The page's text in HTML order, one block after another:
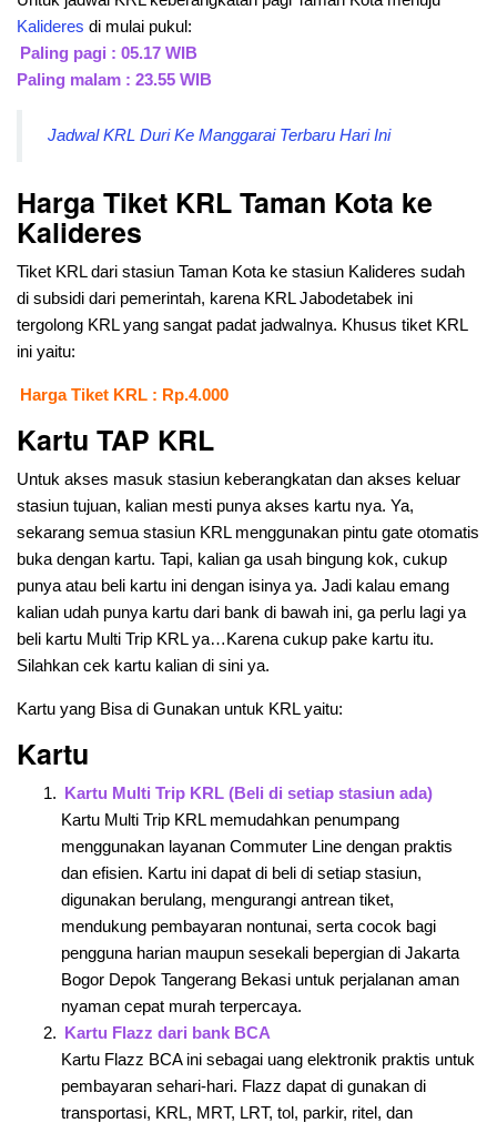
Kalideres di mulai pukul:
Paling pagi : 05.17 WIB
Paling malam : 23.55 WIB
Jadwal KRL Duri Ke Manggarai Terbaru Hari Ini
Harga Tiket KRL Taman Kota ke
Kalideres
Tiket KRL dari stasiun Taman Kota ke stasiun Kalideres sudah
di subsidi dari pemerintah, karena KRL Jabodetabek ini
tergolong KRL yang sangat padat jadwalnya. Khusus tiket KRL
ini yaitu:
Harga Tiket KRL : Rp.4.000
Kartu TAP KRL
Untuk akses masuk stasiun keberangkatan dan akses keluar
stasiun tujuan, kalian mesti punya akses kartu nya. Ya,
sekarang semua stasiun KRL menggunakan pintu gate otomatis
buka dengan kartu. Tapi, kalian ga usah bingung kok, cukup
punya atau beli kartu ini dengan isinya ya. Jadi kalau emang
kalian udah punya kartu dari bank di bawah ini, ga perlu lagi ya
beli kartu Multi Trip KRL ya…Karena cukup pake kartu itu.
Silahkan cek kartu kalian di sini ya.
Kartu yang Bisa di Gunakan untuk KRL yaitu:
Kartu
Kartu Multi Trip KRL (Beli di setiap stasiun ada)
Kartu Multi Trip KRL memudahkan penumpang
menggunakan layanan Commuter Line dengan praktis
dan efisien. Kartu ini dapat di beli di setiap stasiun,
digunakan berulang, mengurangi antrean tiket,
mendukung pembayaran nontunai, serta cocok bagi
pengguna harian maupun sesekali bepergian di Jakarta
Bogor Depok Tangerang Bekasi untuk perjalanan aman
nyaman cepat murah terpercaya.
Kartu Flazz dari bank BCA
Kartu Flazz BCA ini sebagai uang elektronik praktis untuk
pembayaran sehari-hari. Flazz dapat di gunakan di
transportasi, KRL, MRT, LRT, tol, parkir, ritel, dan